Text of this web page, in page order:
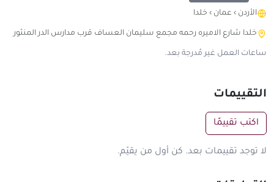
الأردن › عمان › خلدا
خلدا شارع الاميره رحمه مجمع سليمان العساف قرب مدارس الدر المنثور
ساعات العمل غير مُدرجة بعد.
التقييمات
اكتب تقييمًا
لا توجد تقييمات بعد. كن أول من يقيّم.